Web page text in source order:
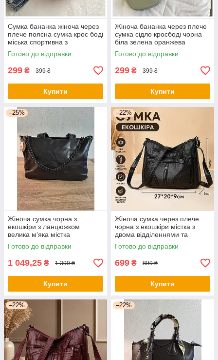
Сумка бананка жіноча через
плече поясна сумка крос боді
міська спортивна з
регульованим ремнем
Готово до відправки
299 ₴ 399 ₴
Купити
Жіноча бананка через плече
сумка сідло кросбоді чорна
біла зелена оранжева
Готово до відправки
299 ₴ 399 ₴
Купити
–25%
Жіноча сумка чорна з
екошкіри з ланцюжком
велика м'яка містка
повсякденна в руку та на
плече
Готово до відправки
1 049,25 ₴ 1 399 ₴
Купити
–22%
Жіноча сумка через плече
чорна з екошкіри містка з
двома відділеннями та
багатьма кишенями на
блискавці
Готово до відправки
699 ₴ 899 ₴
Купити
–22% –22%